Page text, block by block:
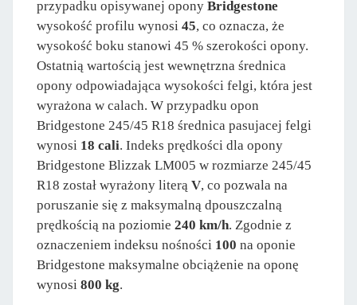
przypadku opisywanej opony Bridgestone
wysokość profilu wynosi 45, co oznacza, że
wysokość boku stanowi 45 % szerokości opony.
Ostatnią wartością jest wewnętrzna średnica
opony odpowiadająca wysokości felgi, która jest
wyrażona w calach. W przypadku opon
Bridgestone 245/45 R18 średnica pasujacej felgi
wynosi 18 cali. Indeks prędkości dla opony
Bridgestone Blizzak LM005 w rozmiarze 245/45
R18 został wyrażony literą V, co pozwala na
poruszanie się z maksymalną dpouszczalną
prędkością na poziomie 240 km/h. Zgodnie z
oznaczeniem indeksu nośności 100 na oponie
Bridgestone maksymalne obciążenie na oponę
wynosi 800 kg.